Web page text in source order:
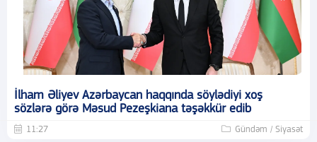
İlham Əliyev Azərbaycan haqqında söylədiyi xoş
sözlərə görə Məsud Pezeşkiana təşəkkür edib
11:27 Gündəm / Siyasət